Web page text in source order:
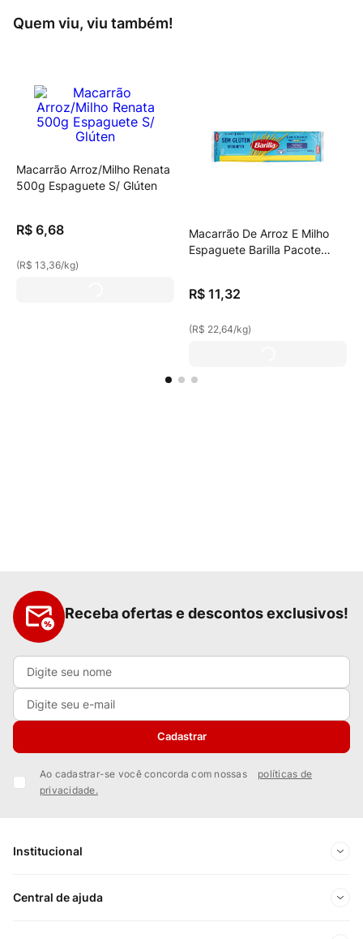
Quem viu, viu também!
Macarrão Arroz/Milho Renata
500g Espaguete S/ Glúten
R$ 6,68
(R$ 13,36/kg)
Macarrão De Arroz E Milho
Espaguete Barilla Pacote
R$ 11,32
(R$ 22,64/kg)
Receba ofertas e descontos exclusivos!
Cadastrar
Ao cadastrar-se você concorda com nossas
políticas de
privacidade.
Institucional
Sobre Nós
Central de ajuda
Minha conta